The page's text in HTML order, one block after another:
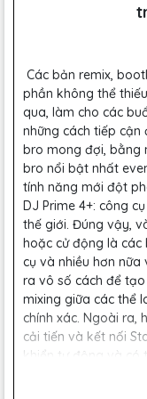
Các bản remix,
phần không thể
qua, làm cho các
những cách tiếp
bro mong đợi, bằng
bro nổi bật nhất
tính năng mới đột
DJ Prime 4+: công
thế giới. Đúng vậy,
hoặc cử động là
cụ và nhiều hơn
ra vô số cách để
mixing giữa các thể
chính xác. Ngoài ra,
cải tiến và kết nối
khiển tự động và có